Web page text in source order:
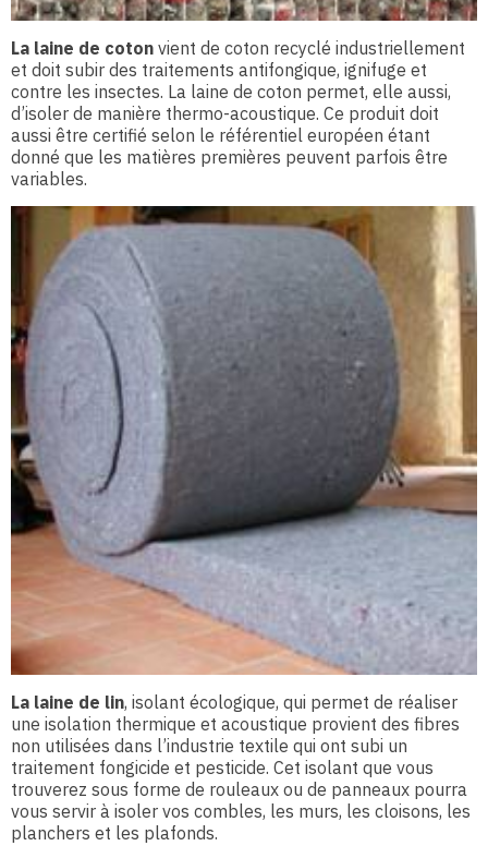
La laine de coton vient de coton recyclé industriellement
et doit subir des traitements antifongique, ignifuge et
contre les insectes. La laine de coton permet, elle aussi,
d’isoler de manière thermo-acoustique. Ce produit doit
aussi être certifié selon le référentiel européen étant
donné que les matières premières peuvent parfois être
variables.
La laine de lin, isolant écologique, qui permet de réaliser
une isolation thermique et acoustique provient des fibres
non utilisées dans l’industrie textile qui ont subi un
traitement fongicide et pesticide. Cet isolant que vous
trouverez sous forme de rouleaux ou de panneaux pourra
vous servir à isoler vos combles, les murs, les cloisons, les
planchers et les plafonds.